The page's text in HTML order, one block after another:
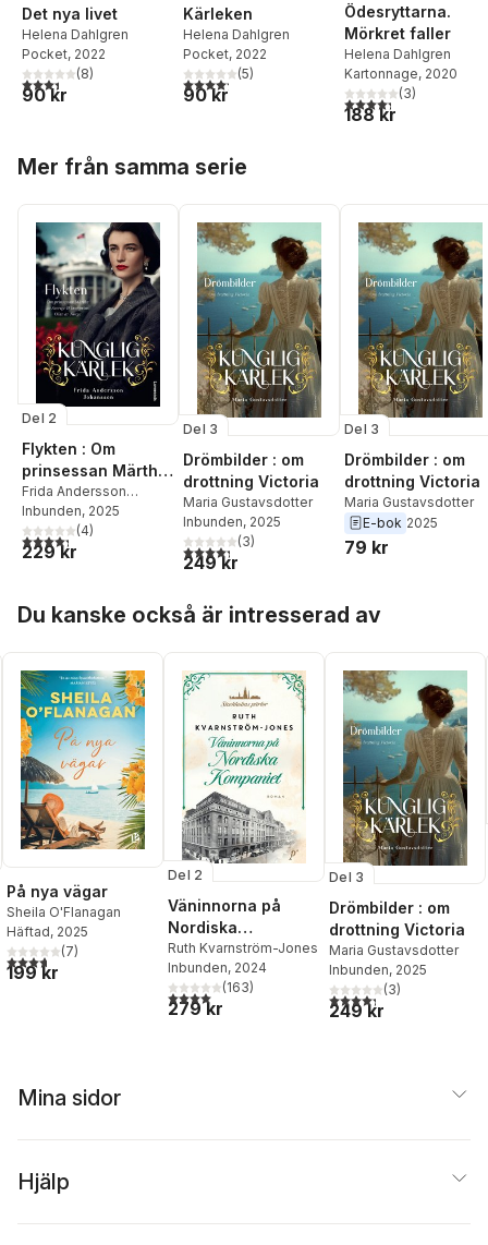
Det nya livet
Helena Dahlgren
Pocket, 2022
3,4utav 5 stjärnor. Totalt antal röster:
(8)
90 kr
Kärleken
Helena Dahlgren
Pocket, 2022
4,2utav 5 stjärnor. Totalt antal röster:
(5)
90 kr
Ödesryttarna.
Mörkret faller
Helena Dahlgren
Kartonnage, 2020
4,3utav 5 stjärnor.
(3)
188 kr
Mer från samma serie
Del 2
Flykten : Om
prinsessan Märtha
av Sverige &
kronprins Olav av
Norge
Frida Andersson
Johansson
Inbunden, 2025
4,3utav 5 stjärnor. Totalt antal röster:
(4)
229 kr
Del 3
Drömbilder : om
drottning Victoria
Maria Gustavsdotter
Inbunden, 2025
4,3utav 5 stjärnor. Totalt antal röster:
(3)
249 kr
Del 3
Drömbilder : om
drottning Victoria
Maria Gustavsdotter
E-bok 2025
79 kr
Du kanske också är intresserad av
På nya vägar
Sheila O'Flanagan
Häftad, 2025
3,7utav 5 stjärnor. Totalt antal röster:
(7)
199 kr
Del 2
Väninnorna på
Nordiska
Kompaniet
Ruth Kvarnström-Jones
Inbunden, 2024
4,0utav 5 stjärnor. Totalt antal röster:
(163)
279 kr
Del 3
Drömbilder : om
drottning Victoria
Maria Gustavsdotter
Inbunden, 2025
4,3utav 5 stjärnor. Totalt
(3)
249 kr
Mina sidor
Hjälp